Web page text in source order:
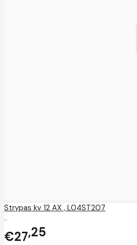
Strypas kv 12 AX , L04ST207
..
€27 25